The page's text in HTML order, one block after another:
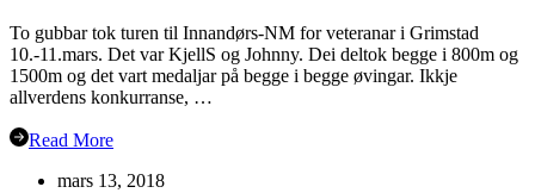
To gubbar tok turen til Innandørs-NM for veteranar i Grimstad
10.-11.mars. Det var KjellS og Johnny. Dei deltok begge i 800m og
1500m og det vart medaljar på begge i begge øvingar. Ikkje
allverdens konkurranse, …
Read More
mars 13, 2018